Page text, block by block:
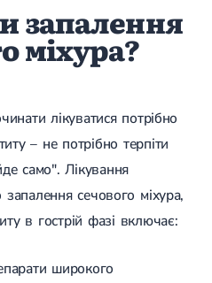
запалення
міхура?
лікуватися потрібно
– не потрібно терпіти
само". Лікування
сечового міхура,
в гострій фазі включає:
широкого